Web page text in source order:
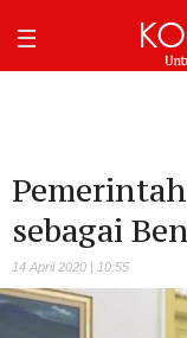
sebagai
14 April 2020 | 10:55